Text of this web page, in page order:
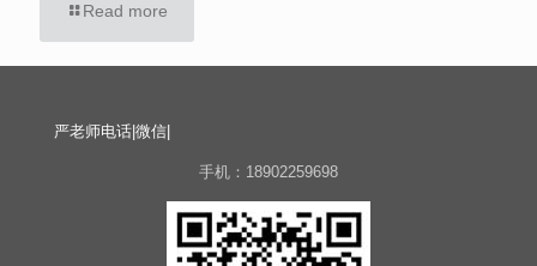
Read more
严老师电话|微信|
手机：18902259698